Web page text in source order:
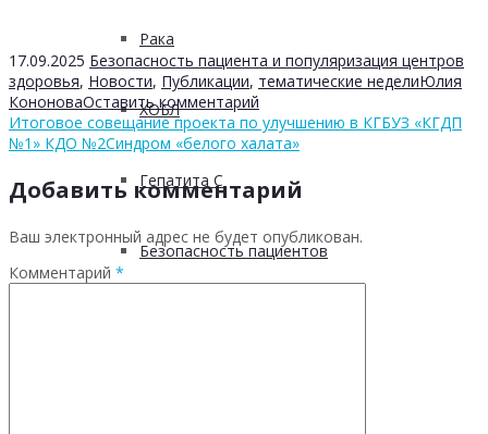
Рака
ХОБЛ
Гепатита С
Безопасность пациентов
17.09.2025 Безопасность пациента и популяризация центров
здоровья, Новости, Публикации, тематические неделиЮлия
КононоваОставить комментарий
Итоговое совещание проекта по улучшению в КГБУЗ «КГДП
№1» КДО №2Синдром «белого халата»
Добавить комментарий
Ваш электронный адрес не будет опубликован.
Комментарий *